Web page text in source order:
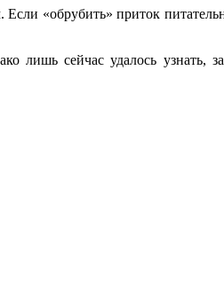
«обрубить» приток
лишь сейчас удалось узнать,